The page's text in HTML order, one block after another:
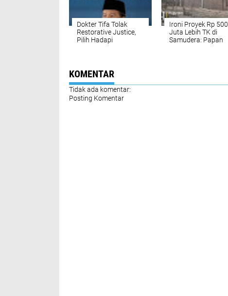
Dokter Tifa Tolak
Restorative Justice,
Pilih Hadapi
Hakim
Ironi Proyek Rp 500
Juta Lebih TK di
Samudera: Papan
KOMENTAR
Tidak ada komentar:
Posting Komentar